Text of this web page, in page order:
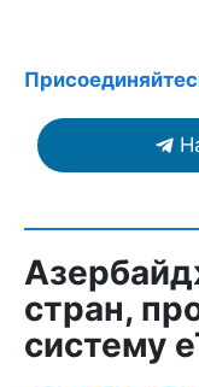
стран,
систему